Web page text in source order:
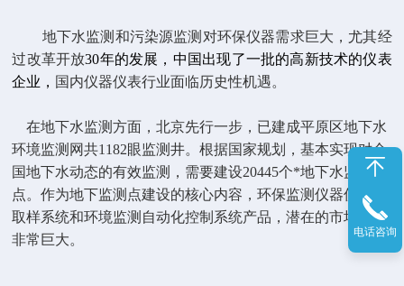
地下水监测和污染源监测对环保仪器需求巨大，尤其经
过改革开放30年的发展，中国出现了一批的高新技术的仪表
企业， 国内仪器仪表行业面临历史性机遇。
在地下水监测方面，北京先行一步，已建成平原区地下水
环境监测网共1182眼监测井。根据国家规划，基本实现对全
国地下水动态的有效监测，需要建设20445个*地下水监测
点。作为地下监测点建设的核心内容，环保监测仪器仪表，
取样系统和环境监测自动化控制系统产品，潜在的市场规模
非常巨大。
电话咨询